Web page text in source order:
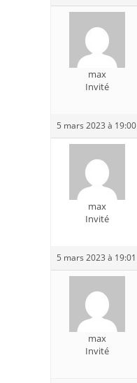
max
Invité
5 mars 2023 à 19:00
max
Invité
5 mars 2023 à 19:01
max
Invité